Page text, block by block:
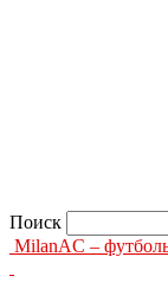
Поиск
MilanAC –